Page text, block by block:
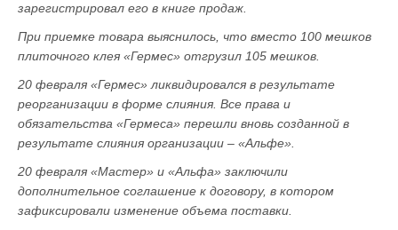
зарегистрировал его в книге продаж.
При приемке товара выяснилось, что вместо 100 мешков
плиточного клея «Гермес» отгрузил 105 мешков.
20 февраля «Гермес» ликвидировался в результате
реорганизации в форме слияния. Все права и
обязательства «Гермеса» перешли вновь созданной в
результате слияния организации – «Альфе».
20 февраля «Мастер» и «Альфа» заключили
дополнительное соглашение к договору, в котором
зафиксировали изменение объема поставки.